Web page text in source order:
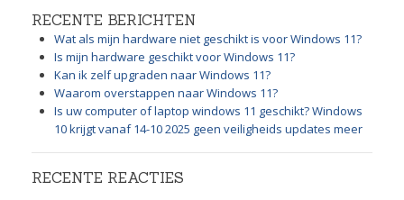
RECENTE BERICHTEN
Wat als mijn hardware niet geschikt is voor Windows 11?
Is mijn hardware geschikt voor Windows 11?
Kan ik zelf upgraden naar Windows 11?
Waarom overstappen naar Windows 11?
Is uw computer of laptop windows 11 geschikt? Windows
10 krijgt vanaf 14-10 2025 geen veiligheids updates meer
RECENTE REACTIES